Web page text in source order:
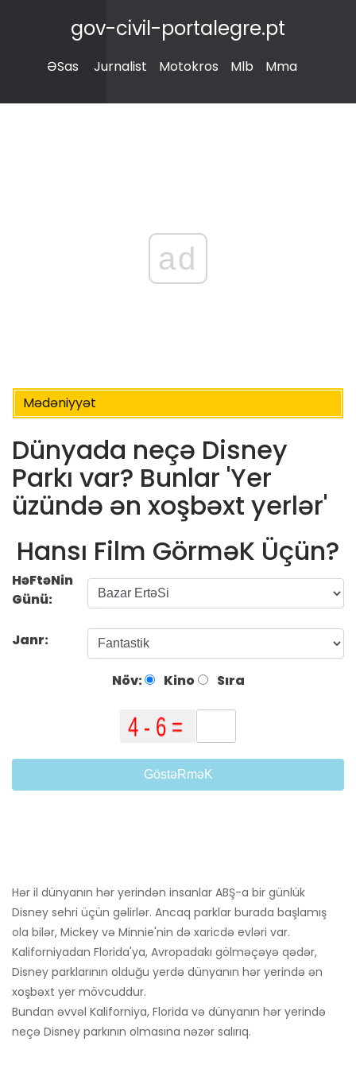
gov-civil-portalegre.pt
ƏSas Jurnalist Motokros Mlb Mma
ad
Mədəniyyət
Dünyada neçə Disney
Parkı var? Bunlar 'Yer
üzündə ən xoşbəxt yerlər'
Hansı Film GörməK Üçün?
HəFtəNin
Günü:
Janr:
Növ: Kino Sıra
GöstəRməK
Hər il dünyanın hər yerindən insanlar ABŞ-a bir günlük
Disney sehri üçün gəlirlər. Ancaq parklar burada başlamış
ola bilər, Mickey və Minnie'nin də xaricdə evləri var.
Kaliforniyadan Florida'ya, Avropadakı gölməçəyə qədər,
Disney parklarının olduğu yerdə dünyanın hər yerində ən
xoşbəxt yer mövcuddur.
Bundan əvvəl Kaliforniya, Florida və dünyanın hər yerində
neçə Disney parkının olmasına nəzər salırıq.